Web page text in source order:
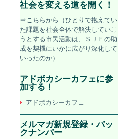
社会を変える道を開く！
⇒こちらから（ひとりで抱えてい
た課題を社会全体で解決していこ
うとする市民活動は、ＳＪＦの助
成を契機にいかに広がり深化して
いったのか）
アドボカシーカフェに参
加する！
アドボカシーカフェ
メルマガ新規登録・バッ
クナンバー